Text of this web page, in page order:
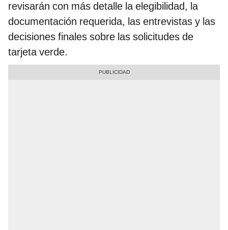
revisarán con más detalle la elegibilidad, la
documentación requerida, las entrevistas y las
decisiones finales sobre las solicitudes de
tarjeta verde.